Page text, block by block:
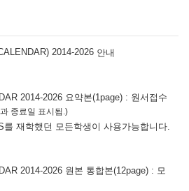
2014-2026 안내
2014-2026 요약본(1page) : 원서접수
종료일 표시됨.)
재학했던 모든학생이 사용가능합니다.
2014-2026 원본 통합본(12page) : 모